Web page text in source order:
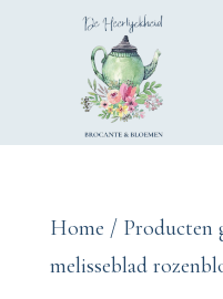
Home / Producten
melisseblad